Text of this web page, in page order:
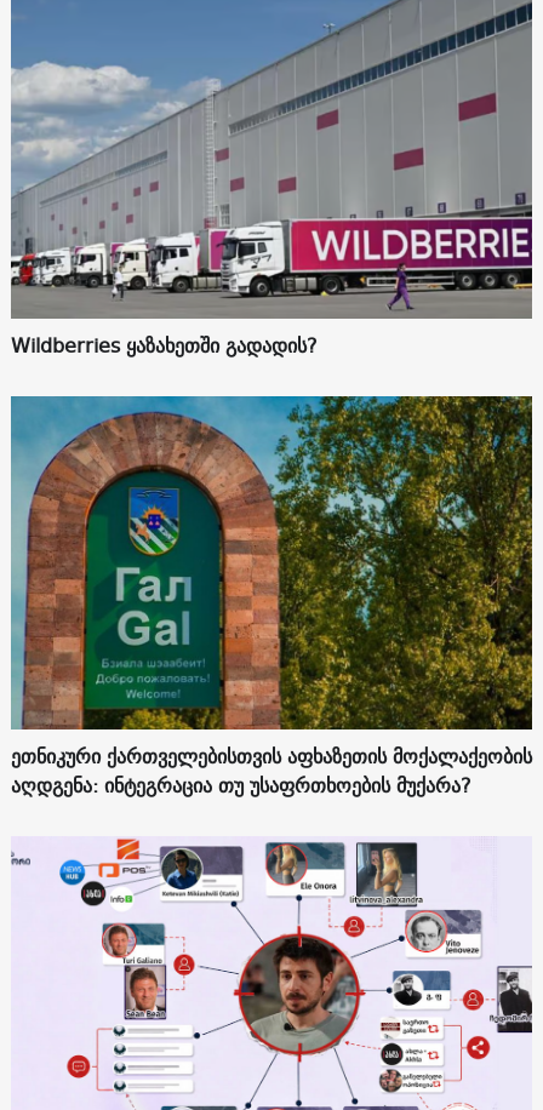
Wildberries ყაზახეთში გადადის?
ეთნიკური ქართველებისთვის აფხაზეთის მოქალაქეობის
აღდგენა: ინტეგრაცია თუ უსაფრთხოების მუქარა?